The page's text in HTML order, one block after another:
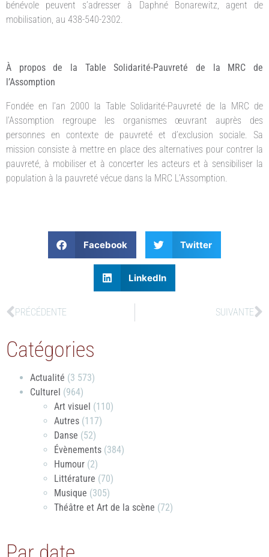
bénévole peuvent s’adresser à Daphné Bonarewitz, agent de
mobilisation, au 438-540-2302.
À propos de la Table Solidarité-Pauvreté de la MRC de
l’Assomption
Fondée en l’an 2000 la Table Solidarité-Pauvreté de la MRC de
l’Assomption regroupe les organismes œuvrant auprès des
personnes en contexte de pauvreté et d’exclusion sociale. Sa
mission consiste à mettre en place des alternatives pour contrer la
pauvreté, à mobiliser et à concerter les acteurs et à sensibiliser la
population à la pauvreté vécue dans la MRC L’Assomption.
Facebook Twitter
LinkedIn
PRÉCÉDENTE SUIVANTE
Catégories
Actualité (3 573)
Culturel (964)
Art visuel (110)
Autres (117)
Danse (52)
Évènements (384)
Humour (2)
Littérature (70)
Musique (305)
Théâtre et Art de la scène (72)